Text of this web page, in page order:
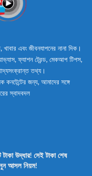
এবং জীবনযাপনের নানা দিক।
ফ্যাশন ট্রেন্ড, মেকআপ টিপস,
তথ্য।
জন্য, আমাদের সঙ্গে
স্বাদবদল
উদ্ধার! সেই টাকা শেষ
আসল নিয়ম!